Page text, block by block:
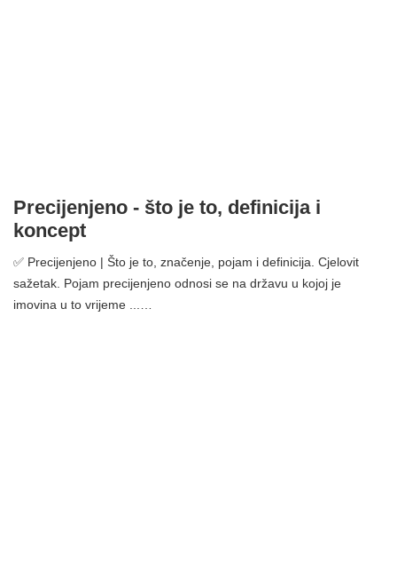
Precijenjeno - što je to, definicija i
koncept
✅ Precijenjeno | Što je to, značenje, pojam i definicija. Cjelovit
sažetak. Pojam precijenjeno odnosi se na državu u kojoj je
imovina u to vrijeme ...…